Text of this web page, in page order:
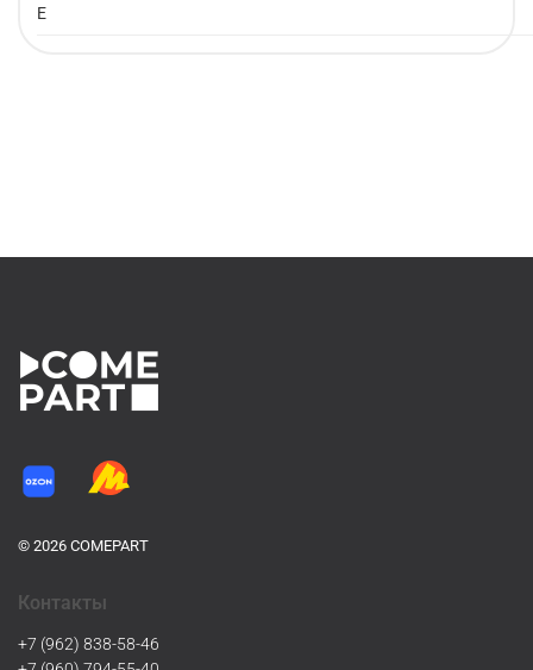
E
© 2026 COMEPART
Контакты
+7 (962) 838-58-46